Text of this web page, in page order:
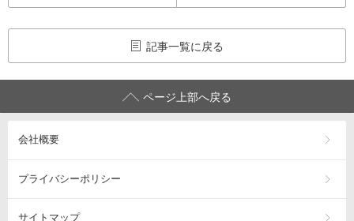
記事一覧に戻る
ページ上部へ戻る
会社概要
プライバシーポリシー
サイトマップ